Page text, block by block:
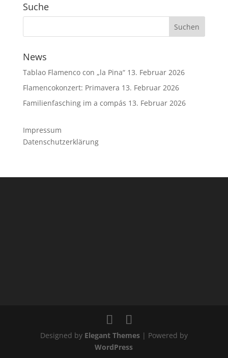
Suche
News
Tablao Flamenco con „la Pina“ 13. Februar 2026
Flamencokonzert: Primavera 13. Februar 2026
Familienfasching im a compás 13. Februar 2026
Impressum
Datenschutzerklärung
Designed by Elegant Themes| Powered by
WordPress